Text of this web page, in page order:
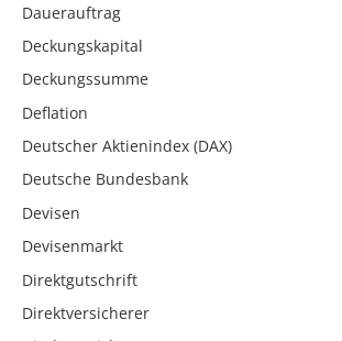
Dauerauftrag
Deckungskapital
Deckungssumme
Deflation
Deutscher Aktienindex (DAX)
Deutsche Bundesbank
Devisen
Devisenmarkt
Direktgutschrift
Direktversicherer